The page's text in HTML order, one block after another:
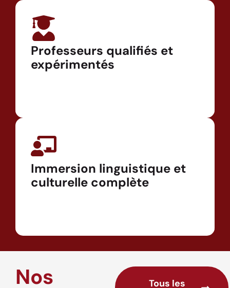
Professeurs qualifiés et
expérimentés
Immersion linguistique et
culturelle complète
Nos Tous les